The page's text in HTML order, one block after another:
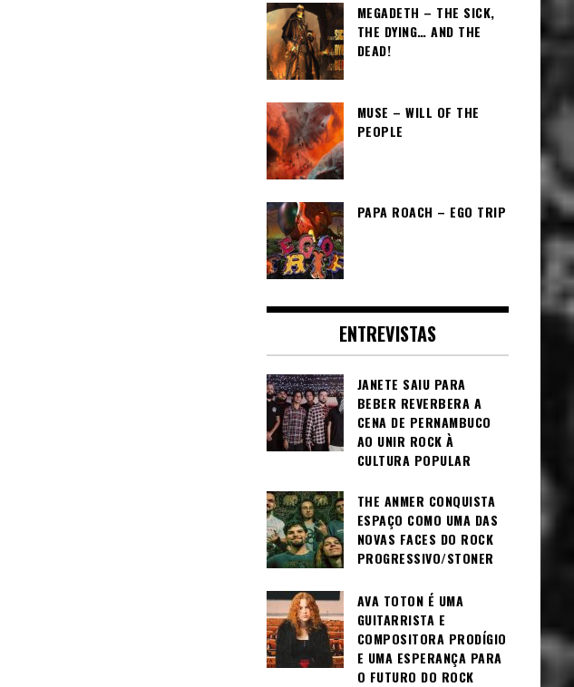
MEGADETH – THE SICK,
THE DYING… AND THE
DEAD!
MUSE – WILL OF THE
PEOPLE
PAPA ROACH – EGO TRIP
ENTREVISTAS
JANETE SAIU PARA
BEBER REVERBERA A
CENA DE PERNAMBUCO
AO UNIR ROCK À
CULTURA POPULAR
THE ANMER CONQUISTA
ESPAÇO COMO UMA DAS
NOVAS FACES DO ROCK
PROGRESSIVO/STONER
AVA TOTON É UMA
GUITARRISTA E
COMPOSITORA PRODÍGIO
E UMA ESPERANÇA PARA
O FUTURO DO ROCK